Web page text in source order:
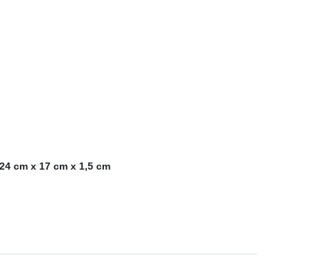
cm x 17 cm x 1,5 cm